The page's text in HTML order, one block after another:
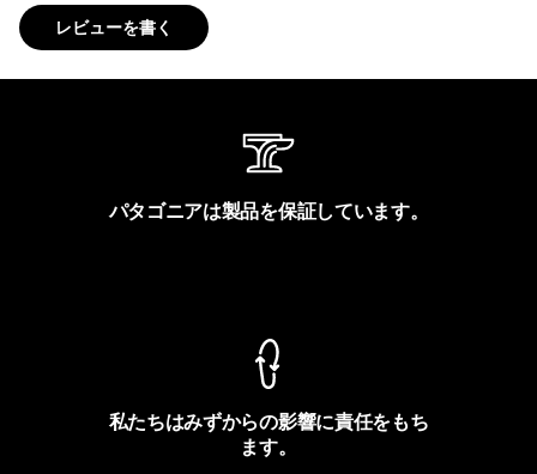
レビューを書く
パタゴニアは製品を保証しています。
私たちはみずからの影響に責任をもち
ます。